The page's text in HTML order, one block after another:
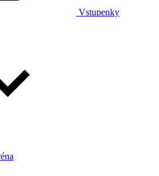
Vstupenky